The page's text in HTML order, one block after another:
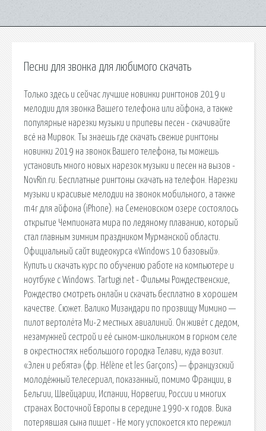
Песни для звонка для любимого скачать
Только здесь и сейчас лучшие новинки рингтонов 2019 и
мелодии для звонка Вашего телефона или айфона, а также
популярные нарезки музыки и припевы песен - скачивайте
всё на Мирвок. Ты знаешь где скачать свежие рингтоны
новинки 2019 на звонок Вашего телефона, ты можешь
установить много новых нарезок музыки и песен на вызов -
NovRin.ru. Бесплатные рингтоны скачать на телефон. Нарезки
музыки и красивые мелодии на звонок мобильного, а также
m4r для айфона (iPhone). на Семеновском озере состоялось
открытие Чемпионата мира по ледяному плаванию, который
стал главным зимним праздником Мурманской области.
Официальный сайт видеокурса «Windows 10 базовый».
Купить и скачать курс по обучению работе на компьютере и
ноутбуке с Windows. Tartugi.net - Фильмы Рождественские,
Рождество смотреть онлайн и скачать бесплатно в хорошем
качестве. Сюжет. Валико Мизандари по прозвищу Мимино —
пилот вертолёта Ми-2 местных авиалиний. Он живёт с дедом,
незамужней сестрой и её сыном-школьником в горном селе
в окрестностях небольшого городка Телави, куда возит.
«Элен и ребята» (фр. Hélène et les Garçons) — французский
молодёжный телесериал, показанный, помимо Франции, в
Бельгии, Швейцарии, Испании, Норвегии, России и многих
странах Восточной Европы в середине 1990-х годов. Вика
потерявшая сына пишет - Не могу успокоется кто пережил